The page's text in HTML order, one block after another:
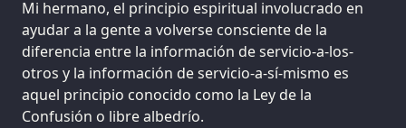
Mi hermano, el principio espiritual involucrado en
ayudar a la gente a volverse consciente de la
diferencia entre la información de servicio-a-los-
otros y la información de servicio-a-sí-mismo es
aquel principio conocido como la Ley de la
Confusión o libre albedrío.